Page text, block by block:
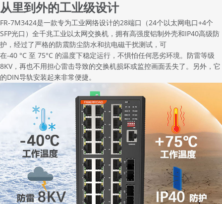
从里到外的工业级设计
FR-7M3424是一款专为工业网络设计的28端口（24个以太网电口+4个
SFP光口）全千兆工业以太网交换机 ，拥有高强度铝制外壳和IP40高级防
护，经过了严格的防震防尘防水和抗电磁干扰测试，可
在-40 °C 至 75°C 的温度下稳定运行，不惧怕任何恶劣环境。防雷等级
8KV，再也不用担心雷击导致的交换机损坏或监控画面丢失了。另外，它
的DIN导轨安装起来非常便捷。